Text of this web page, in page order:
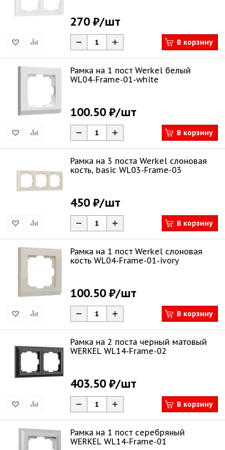
270 ₽/шт
В корзину
Рамка на 1 пост Werkel белый
WL04-Frame-01-white
100.50 ₽/шт
В корзину
Рамка на 3 поста Werkel слоновая
кость, basic WL03-Frame-03
450 ₽/шт
В корзину
Рамка на 1 пост Werkel слоновая
кость WL04-Frame-01-ivory
100.50 ₽/шт
В корзину
Рамка на 2 поста черный матовый
WERKEL WL14-Frame-02
403.50 ₽/шт
В корзину
Рамка на 1 пост серебряный
WERKEL WL14-Frame-01